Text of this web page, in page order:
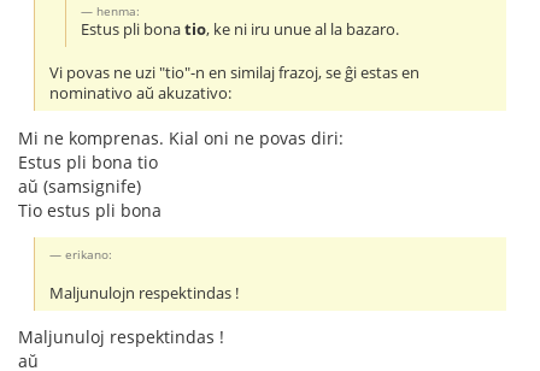
henma:
Estus pli bonatio, ke ni iru unue al la bazaro.
Vi povas ne uzi "tio"-n en similaj frazoj, se ĝi estas en
nominativo aŭ akuzativo:
Mi ne komprenas. Kial oni ne povas diri:
Estus pli bona tio
aŭ (samsignife)
Tio estus pli bona
erikano:
Maljunulojn respektindas !
Maljunuloj respektindas !
aŭ